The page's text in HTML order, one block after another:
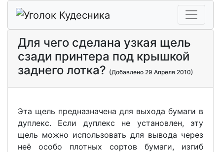
Для чего сделана узкая щель
сзади принтера под крышкой
заднего лотка? (Добавлено 29 Апреля 2010)
Эта щель предназначена для выхода бумаги в
дуплекс. Если дуплекс не установлен, эту
щель можно использовать для вывода через
неё особо плотных сортов бумаги, изгиб